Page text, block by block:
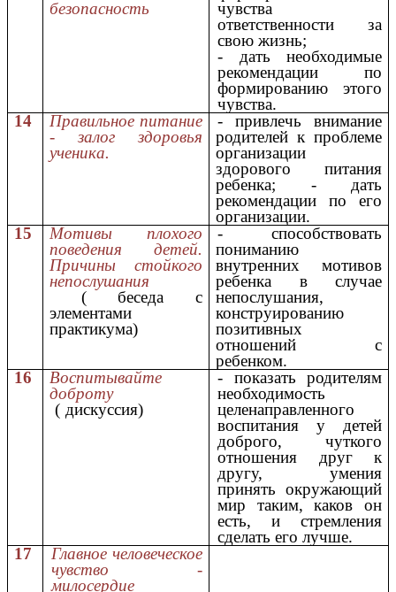
безопасность
чувства
ответственности за
свою жизнь;
- дать необходимые
рекомендации по
формированию этого
чувства.
14
Правильное питание
- залог здоровья
ученика.
- привлечь внимание
родителей к проблеме
организации
здорового питания
ребенка; - дать
рекомендации по его
организации.
15
Мотивы плохого
поведения детей.
Причины стойкого
непослушания
( беседа с
элементами
практикума)
- способствовать
пониманию
внутренних мотивов
ребенка в случае
непослушания,
конструированию
позитивных
отношений с
ребенком.
16
Воспитывайте
доброту
( дискуссия)
- показать родителям
необходимость
целенаправленного
воспитания у детей
доброго, чуткого
отношения друг к
другу, умения
принять окружающий
мир таким, каков он
есть, и стремления
сделать его лучше.
17
Главное человеческое
чувство -
милосердие